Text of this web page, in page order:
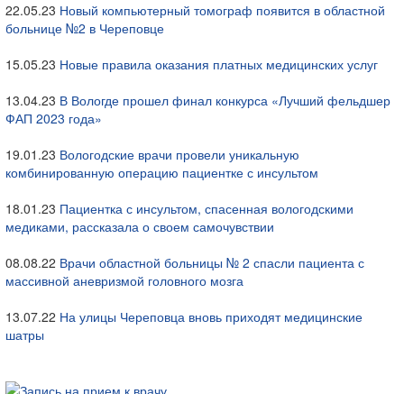
22.05.23 Новый компьютерный томограф появится в областной
больнице №2 в Череповце
15.05.23 Новые правила оказания платных медицинских услуг
13.04.23 В Вологде прошел финал конкурса «Лучший фельдшер
ФАП 2023 года»
19.01.23 Вологодские врачи провели уникальную
комбинированную операцию пациентке с инсультом
18.01.23 Пациентка с инсультом, спасенная вологодскими
медиками, рассказала о своем самочувствии
08.08.22 Врачи областной больницы № 2 спасли пациента с
массивной аневризмой головного мозга
13.07.22 На улицы Череповца вновь приходят медицинские
шатры